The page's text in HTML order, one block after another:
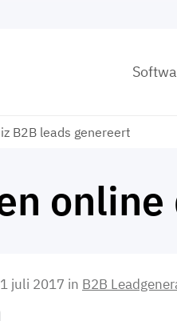
B2B leads genereert
juli 2017 in B2B